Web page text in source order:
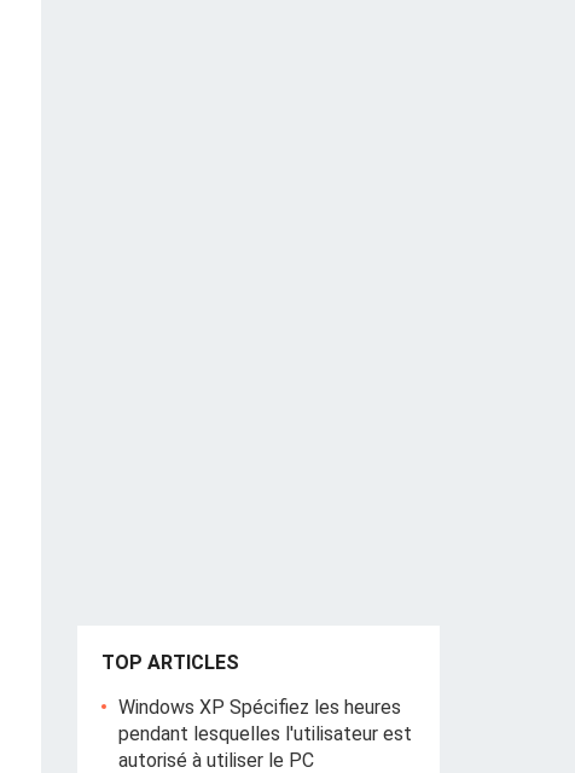
TOP ARTICLES
Windows XP Spécifiez les heures
pendant lesquelles l'utilisateur est
autorisé à utiliser le PC